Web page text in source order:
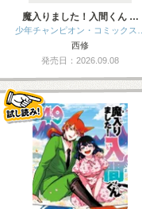
魔入りました！入間くん …
少年チャンピオン・コミックス…
西修
発売日：2026.09.08